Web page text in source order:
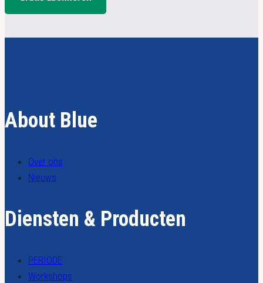
About Blue
Over ons
Nieuws
Diensten & Producten
PERIODE
Workshops